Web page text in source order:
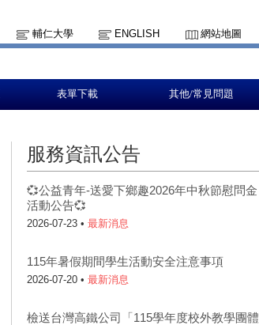
輔仁大學 ENGLISH 網站地圖
表單下載 其他/常見問題
服務資訊公告
💞公益青年-送愛下鄉趣2026年中秋節慰問金
活動公告💞
2026-07-23 • 最新消息
115年暑假期間學生活動安全注意事項
2026-07-20 • 最新消息
檢送台灣高鐵公司「115學年度校外教學團體